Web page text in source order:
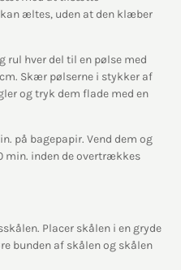
æltes, uden at den klæber
rul hver del til en pølse med
Skær pølserne i stykker af
og tryk dem flade med en
på bagepapir. Vend dem og
min. inden de overtrækkes
Placer skålen i en gryde
bunden af skålen og skålen